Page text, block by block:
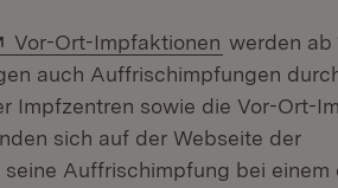
Extern:
Vor-Ort-Impfaktionen (Öffnet in
werden ab
auch Auffrischimpfungen
Impfzentren sowie die Vor-Ort-
sich auf der Webseite der
in neuem Fenster)
seine Auffrischimpfung bei einem